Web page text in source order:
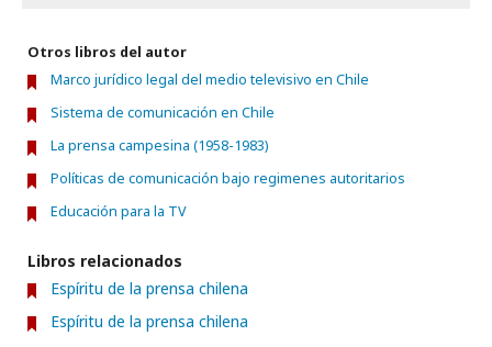
Otros libros del autor
Marco jurídico legal del medio televisivo en Chile
Sistema de comunicación en Chile
La prensa campesina (1958-1983)
Políticas de comunicación bajo regimenes autoritarios
Educación para la TV
Libros relacionados
Espíritu de la prensa chilena
Espíritu de la prensa chilena